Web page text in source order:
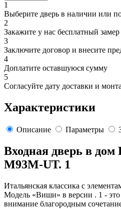
1
Выберите дверь в наличии или
2
Закажите у нас бесплатный замер
3
Заключите договор и внесите
4
Доплатите оставшуюся сумму
5
Согласуйте дату доставки и
Характеристики
Описание Параметры
Входная дверь в
M93M-UT. 1
Итальянская классика с
Модель «Виши» в версии . 1 - это
внимание благородным